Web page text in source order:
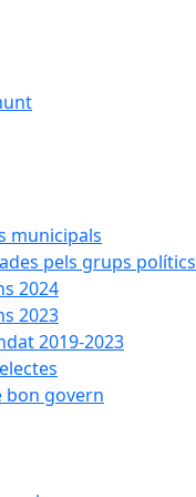
municipals
pels grups polítics
2024
2023
2019-2023
bon govern